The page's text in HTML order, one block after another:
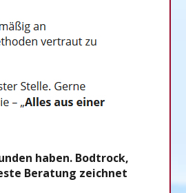
haben. Bodtrock,
Beratung zeichnet